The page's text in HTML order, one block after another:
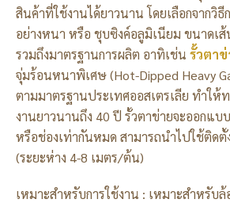
สินค้าที่ใช้งานได้ยาวนาน โดยเลือกจากวิ
อย่างหนา หรือ ชุบซิงค์อลูมิเนียม ขนาดเส้
รวมถึงมาตรฐานการผลิต อาทิเช่น รั้วตา
จุ่มร้อนหนาพิเศษ (Hot-Dipped Heavy
ตามมาตรฐานประเทศออสเตรเลีย ทำให้
งานยาวนานถึง 40 ปี รั้วตาข่ายจะออกแบ
หรือช่องเท่ากันหมด สามารถนำไปใช้ติดตั้
(ระยะห่าง 4-8 เมตร/ต้น)
เหมาะสำหรับการใช้งาน : เหมาะสำหรั